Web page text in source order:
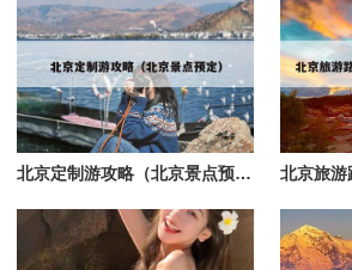
北京定制游攻略（北京景点预定）